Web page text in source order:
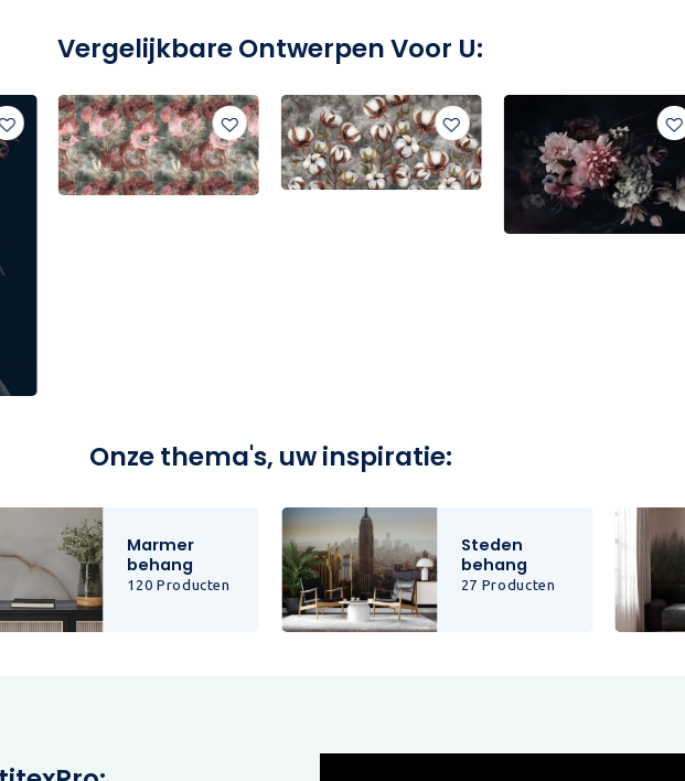
Vergelijkbare Ontwerpen Voor U:
Onze thema's, uw inspiratie:
Marmer
behang
120 Producten
Steden
behang
27 Producten